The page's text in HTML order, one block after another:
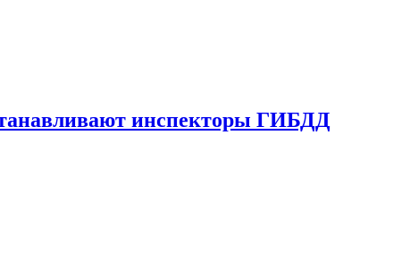
инспекторы ГИБДД